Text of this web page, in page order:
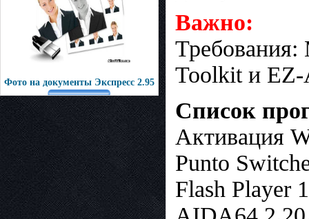
Фото на документы Экспресс 2.95
Важно:
Toolkit и EZ-
Список
Активация
Punto
Flash Player